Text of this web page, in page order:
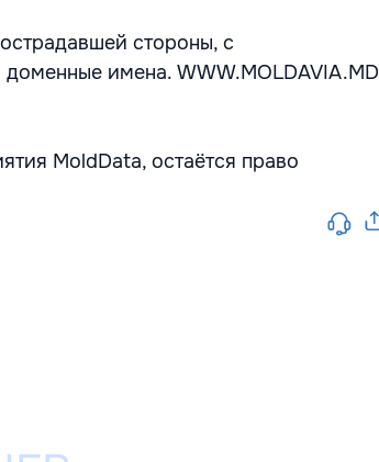
стороны, с
имена. WWW.MOLDAVIA.MD
MoldData, остаётся право